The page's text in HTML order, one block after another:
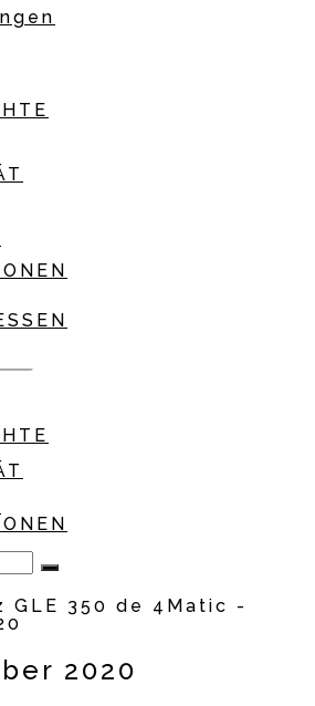
GLE 350 de 4Matic -
2020